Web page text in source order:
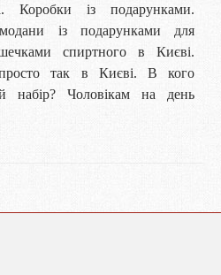
Коробки із подарунками.
із подарунками для
спиртного в Києві.
просто так в Києві. В кого
набір? Чоловікам на день